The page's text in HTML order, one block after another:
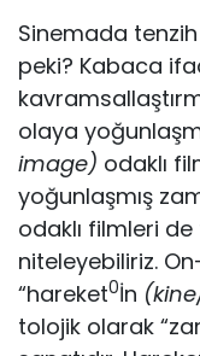
Sinemada
peki? Kaba­ca
olaya
image) odaklı
yoğunlaşmış
odaklı filmleri
niteleyebiliriz.
“hareket0İn
tolojik olarak